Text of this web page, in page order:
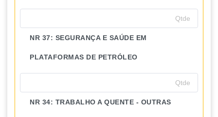
NR 37: SEGURANÇA E SAÚDE EM
PLATAFORMAS DE PETRÓLEO
NR 34: TRABALHO A QUENTE - OUTRAS